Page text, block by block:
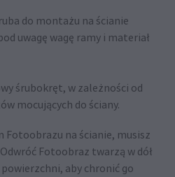
do montażu na ścianie
uwagę wagę ramy i materiał
śrubokręt, w zależności od
mocujących do ściany.
Fotoobrazu na ścianie, musisz
Fotoobraz twarzą w dół
aby chronić go